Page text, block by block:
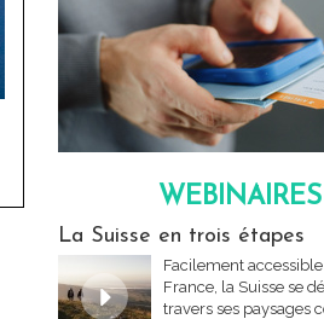
WEBINAIRES
La Suisse en trois étapes
Facilement
France, la Suisse se
travers ses paysages